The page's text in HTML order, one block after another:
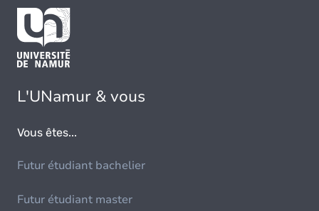
L'UNamur & vous
Vous êtes...
Futur étudiant bachelier
Futur étudiant master